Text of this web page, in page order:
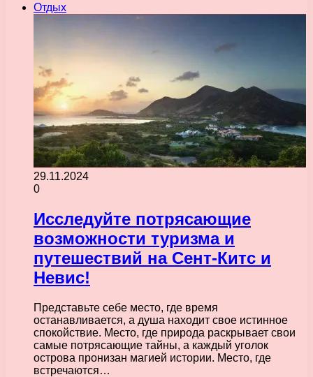
Отдых
29.11.2024
0
Исследуйте потрясающие
возможности туризма и
путешествий на Сент-Китс и
Невис!
Представьте себе место, где время
останавливается, а душа находит свое истинное
спокойствие. Место, где природа раскрывает свои
самые потрясающие тайны, а каждый уголок
острова пронизан магией истории. Место, где
встречаются…